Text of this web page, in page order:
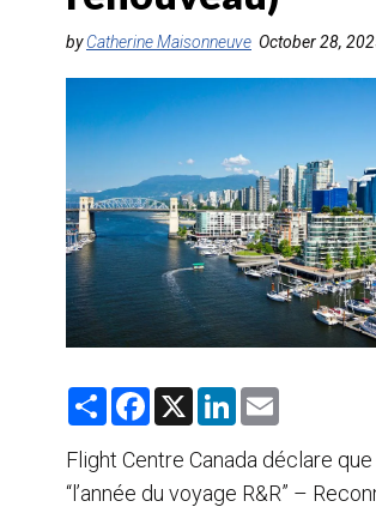
AGENTS DE VOYAGE
FORMATION & RESSOURCES
byCatherine Maisonneuve October 28,
S
r
e
F
e
b
o
X
L
k
e
d
i
l
Flight Centre Canada déclare
“l’année du voyage R&R” –